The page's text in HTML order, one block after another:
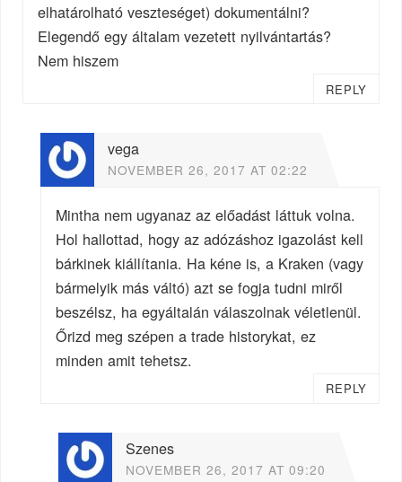
elhatárolható veszteséget) dokumentálni?
Elegendő egy általam vezetett nyilvántartás?
Nem hiszem
REPLY
vega
NOVEMBER 26, 2017 AT 02:22
Mintha nem ugyanaz az előadást láttuk volna.
Hol hallottad, hogy az adózáshoz igazolást kell
bárkinek kiállítania. Ha kéne is, a Kraken (vagy
bármelyik más váltó) azt se fogja tudni miről
beszélsz, ha egyáltalán válaszolnak véletlenül.
Őrizd meg szépen a trade historykat, ez
minden amit tehetsz.
REPLY
Szenes
NOVEMBER 26, 2017 AT 09:20